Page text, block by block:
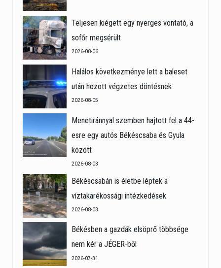
Teljesen kiégett egy nyerges vontató, a
sofőr megsérült
2026-08-06
Halálos következménye lett a baleset
után hozott végzetes döntésnek
2026-08-05
Menetiránnyal szemben hajtott fel a 44-
esre egy autós Békéscsaba és Gyula
között
2026-08-03
Békéscsabán is életbe léptek a
víztakarékossági intézkedések
2026-08-03
Békésben a gazdák elsöprő többsége
nem kér a JÉGER-ből
2026-07-31